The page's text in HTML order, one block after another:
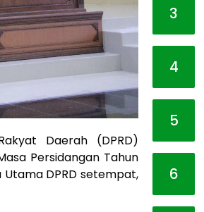
Daerah (DPRD)
Persidangan Tahun
Utama DPRD setempat,
3
4
5
6